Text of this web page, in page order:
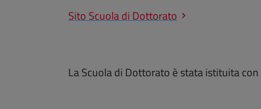
Sito Scuola di Dottorato
La Scuola di Dottorato è stata istituita